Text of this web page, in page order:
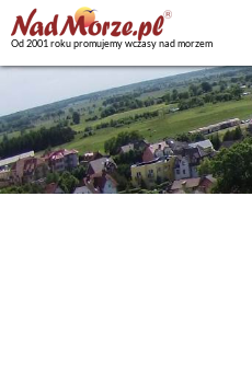
Od 2001 roku promujemy wczasy nad morzem